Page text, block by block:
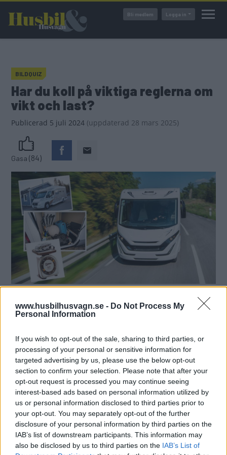
www.husbilhusvagn.se - Do Not Process My
Personal Information
If you wish to opt-out of the sale, sharing to third parties, or
processing of your personal or sensitive information for
targeted advertising by us, please use the below opt-out
section to confirm your selection. Please note that after your
opt-out request is processed you may continue seeing
interest-based ads based on personal information utilized by
us or personal information disclosed to third parties prior to
your opt-out. You may separately opt-out of the further
disclosure of your personal information by third parties on the
IAB’s list of downstream participants. This information may
also be disclosed by us to third parties on the IAB’s List of
huvudinnehåll
Bli medlem Logga in
BILDQUIZ
Har du koll på viktiga reglerna om
vikt och last?
Publicerad 5 juli 2024 (uppdaterad 28 mars 2025)
Gasa (84)
Att inte veta vad som gäller kan stå dig dyrt. Testa dina
kunskaper här!
Redaktionen
Det här är en låst artikel.Logga inför
att fortsätta läsa.
DIGITAL PRENUMERATION
Ta del av allt material – bli
Premium-medlem